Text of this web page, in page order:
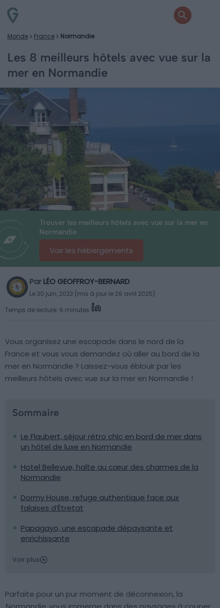
Monde France Normandie
Les 8 meilleurs hôtels avec vue sur la
mer en Normandie
Trouver les meilleurs hôtels avec vue sur la mer en
Normandie
Voir les hébergements
Par LÉO GEOFFROY-BERNARD
Le 30 juin, 2023 (mis à jour le 26 avril 2025)
Temps de lecture: 6 minutes
Vous organisez une escapade dans le nord de la
France et vous vous demandez où aller au bord de la
mer en Normandie ? Laissez-vous éblouir par les
meilleurs hôtels avec vue sur la mer en Normandie !
Sommaire
Le Flaubert, séjour rétro chic en bord de mer dans
un hôtel de luxe en Normandie
Hotel Bellevue, halte au cœur des charmes de la
Normandie
Dormy House, refuge authentique face aux
falaises d’Étretat
Papagayo, une escapade dépaysante et
enrichissante
Voir plus
Parfaite pour un pur moment de déconnexion, la